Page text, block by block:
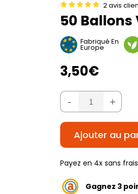
2 avis
50 Ballons
Fabriqué En
Europe
3,50€
- +
Ajouter au
Payez en 4x sans
Gagnez 3